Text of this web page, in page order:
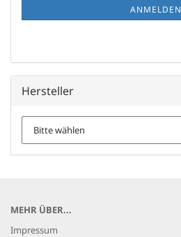
ANMELDEN
Hersteller
MEHR ÜBER...
Impressum